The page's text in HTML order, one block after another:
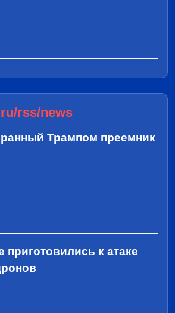
rss/news
Трампом преемник
приготовились к атаке